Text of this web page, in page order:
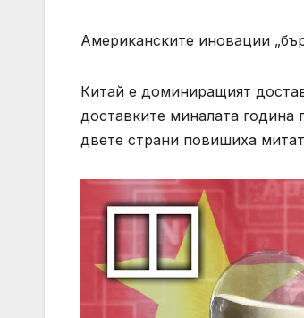
Американските иновации
Китай е доминиращият
доставките миналата година
двете страни повишиха